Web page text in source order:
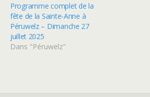
Programme complet de la
fête de la Sainte-Anne à
Péruwelz – Dimanche 27
juillet 2025
Dans "Péruwelz"